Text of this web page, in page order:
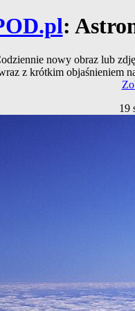
:
nowy obraz lub
z krótkim objaśnieniem
19